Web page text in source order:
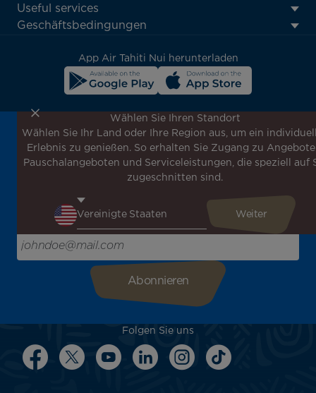
Footer
menu
Useful services
Geschäftsbedingungen
App Air Tahiti Nui herunterladen
Melden Sie sich für unseren Newsletter an, um die
neuesten Nachrichten zu erhalten!
Erhalten Sie unsere verschiedenen Sonderangebote und
Aktionen vor allen anderen, entdecken Sie unsere
inspirieren!
Bitte geben Sie hier Ihre E-Mail-Adresse ein
Folgen Sie uns
Wählen Sie Ihren Standort
Wählen Sie Ihr Land oder Ihre Region aus, um ein
Erlebnis zu genießen. So erhalten Sie Zugang zu
Pauschalangeboten und Serviceleistungen, die speziell auf
zugeschnitten sind.